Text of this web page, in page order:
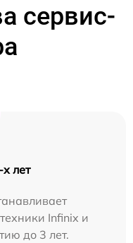
сервис-
лет
Infinix и
до 3 лет.